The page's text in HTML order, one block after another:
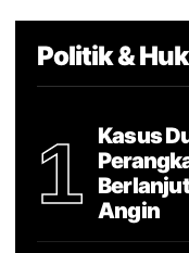
Politik &
1
Kasus
Angin